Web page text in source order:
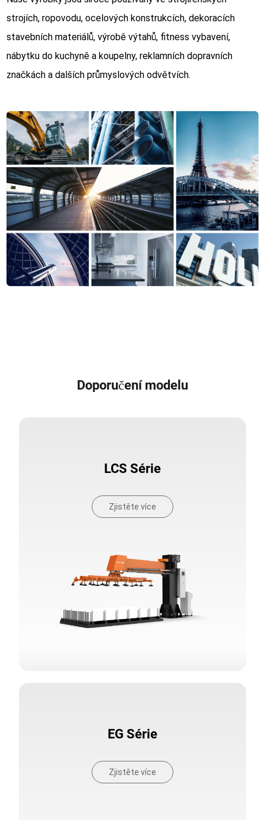
strojích, ropovodu, ocelových konstrukcích, dekoracích
stavebních materiálů, výrobě výtahů, fitness vybavení,
nábytku do kuchyně a koupelny, reklamních dopravních
značkách a dalších průmyslových odvětvích.
Doporučení modelu
LCS Série
Zjistěte více
EG Série
Zjistěte více